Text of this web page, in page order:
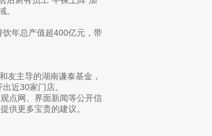
。
年总产值超400亿元，带
友主导的湖南谦泰基金，
近30家门店。
点网、界面新闻等公开信
供更多宝贵的建议。